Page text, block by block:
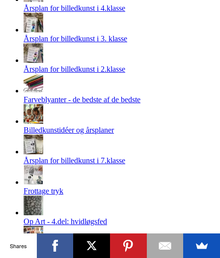
Årsplan for billedkunst i 4.klasse
Årsplan for billedkunst i 3. klasse
Årsplan for billedkunst i 2.klasse
Farveblyanter - de bedste af de bedste
Billedkunstidéer og årsplaner
Årsplan for billedkunst i 7.klasse
Frottage tryk
Op Art - 4.del: hvidløgsfed
Shop inspirationshæfter
Shares